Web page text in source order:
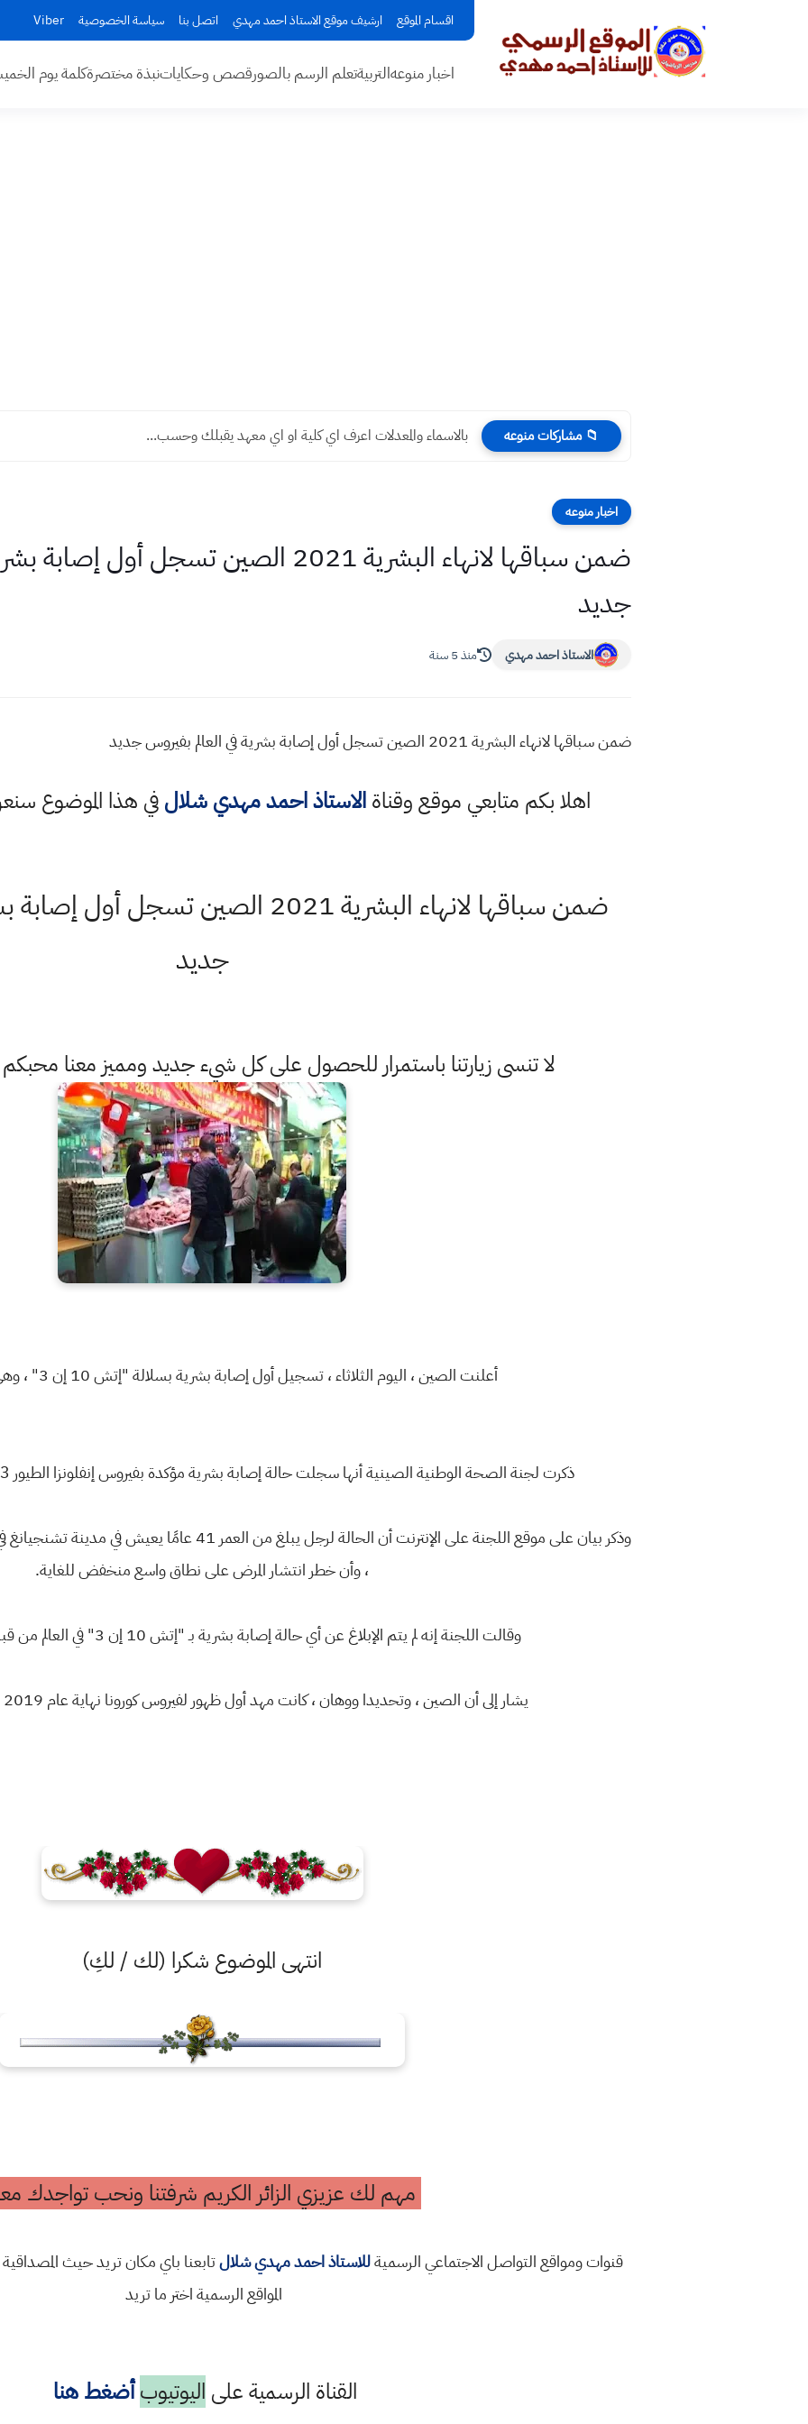
اقسام الموقع ارشيف موقع الاستاذ احمد مهدي اتصل بنا سياسة الخصوصية Viber
اخبار منوعهالتربيةتعلم الرسم بالصورقصص وحكاياتنبذة مختصرةكلمة يوم
📁 مشاركات منوعه بالاسماء والمعدلات اعرف اي كلية او اي معهد يقبلك وحسب...
اخبار منوعه
ضمن سباقها لانهاء البشرية 2021 الصين تسجل
جديد
الاستاذ احمد مهدي منذ 5 سنة
ضمن سباقها لانهاء البشرية 2021 الصين تسجل أول إصابة بشرية في العالم بفيروس جديد
اهلا بكم متابعي موقع وقناةالاستاذ احمد مهدي شلالفي هذا الموضوع
ضمن سباقها لانهاء البشرية 2021 الصين
جديد
لا تنسى زيارتنا باستمرار للحصول على كل شيء جديد ومميز معنا
أعلنت الصين ، اليوم الثلاثاء ، تسجيل أول إصابة بشرية بسلالة "إتش 10 إن 3" ، وهي الأولى في العالم.
ذكرت لجنة الصحة الوطنية الصينية أنها سجلت حالة إصابة بشرية مؤكدة بفيروس إنفلونزا الطيور H10N3 في مقاطعة جيانغسو.
وذكر بيان على موقع اللجنة على الإنترنت أن الحالة لرجل يبلغ
، وأن خطر انتشار المرض على نطاق واسع منخفض للغاية.
وقالت اللجنة إنه لم يتم الإبلاغ عن أي حالة إصابة بشرية بـ "إتش 10 إن 3" في العالم من قبل ، بحسب "رويترز".
يشار إلى أن الصين ، وتحديدا ووهان ، كانت مهد أول ظهور لفيروس كورونا نهاية عام 2019 لتفشي الوباء في العالم.
انتهى الموضوع شكرا (لك / لكِ)
مهم لك عزيزي الزائر الكريم شرفتنا ونحب تواجدك
قنوات ومواقع التواصل الاجتماعي الرسميةللاستاذ احمد مهدي شلالتابعنا باي مكان تريد حيث
المواقع الرسمية اختر ما تريد
القناة الرسمية على اليوتيوب أضغط هنا